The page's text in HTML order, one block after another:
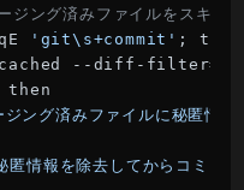
グ済みファイルをスキャン
'git\s+commit' ; then
--diff-
ング済みファイルに秘匿情
匿情報を除去してからコミッ